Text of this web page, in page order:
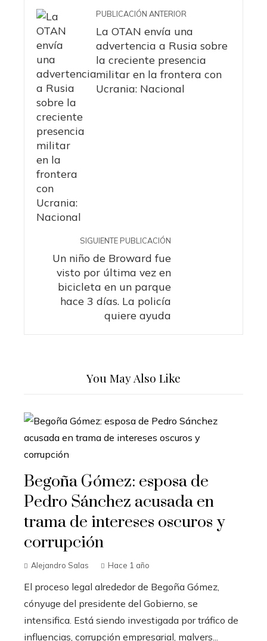
PUBLICACIÓN ANTERIOR
La OTAN envía una
advertencia a Rusia sobre
la creciente presencia
militar en la frontera con
Ucrania: Nacional
SIGUIENTE PUBLICACIÓN
Un niño de Broward fue
visto por última vez en
bicicleta en un parque
hace 3 días. La policía
quiere ayuda
You May Also Like
Begoña Gómez: esposa de
Pedro Sánchez acusada en
trama de intereses oscuros y
corrupción
Alejandro Salas Hace 1 año
El proceso legal alrededor de Begoña Gómez,
cónyuge del presidente del Gobierno, se
intensifica. Está siendo investigada por tráfico de
influencias, corrupción empresarial, malvers...